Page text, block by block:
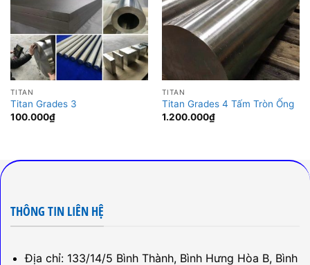
TITAN
Titan Grades 3
100.000₫
TITAN
Titan Grades 4 Tấm Tròn Ống
1.200.000₫
THÔNG TIN LIÊN HỆ
Địa chỉ: 133/14/5 Bình Thành, Bình Hưng Hòa B, Bình